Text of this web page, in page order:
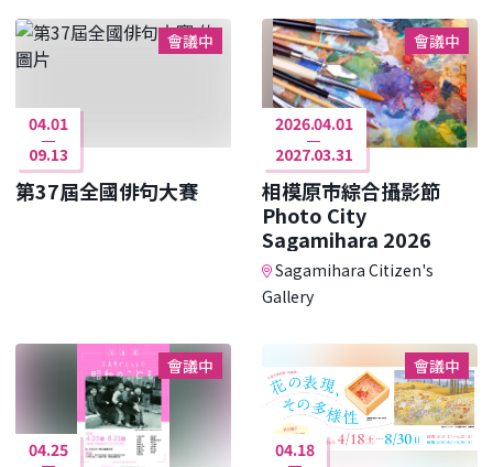
會議中
04.01
09.13
第37屆全國俳句大賽
會議中
2026.04.01
2027.03.31
相模原市綜合攝影節
Photo City
Sagamihara 2026
Sagamihara Citizen's
Gallery
會議中
04.25
會議中
04.18